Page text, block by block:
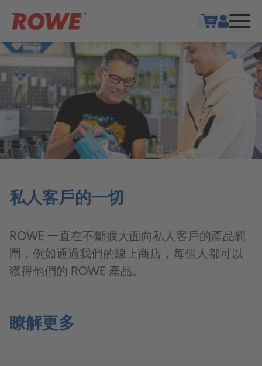
私人客戶的一切
ROWE 一直在不斷擴大面向私人客戶的產品範
圍，例如通過我們的線上商店，每個人都可以
獲得他們的 ROWE 產品。
瞭解更多